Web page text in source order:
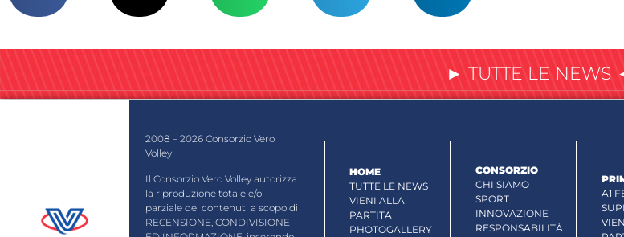
► TUTTE LE NEWS
2008 – 2026 Consorzio Vero
Volley
Il Consorzio Vero Volley autorizza
la riproduzione totale e/o
parziale dei contenuti a scopo di
RECENSIONE, CONDIVISIONE
HOME
TUTTE LE NEWS
VIENI ALLA
PARTITA
PHOTOGALLERY
CONSORZIO
CHI SIAMO
SPORT
INNOVAZIONE
RESPONSABILITÀ
A1